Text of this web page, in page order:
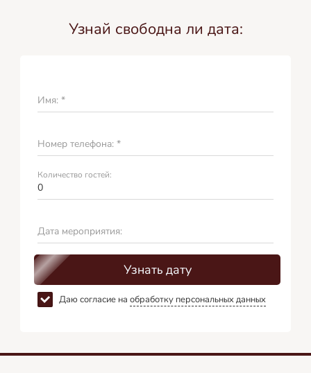
Узнай свободна ли дата:
Имя: *
Номер телефона: *
Количество гостей:
Дата мероприятия:
Узнать дату
Даю согласие на обработку персональных данных